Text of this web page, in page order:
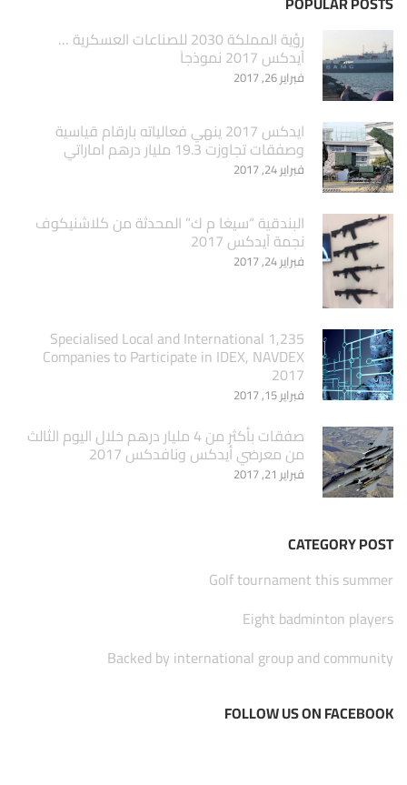
‏رؤية المملكة 2030 للصناعات العسكرية …
آيدكس 2017 نموذجاَ
فبراير 26, 2017
ايدكس 2017 ينهي فعالياته بارقام قياسية
وصفقات تجاوزت 19.3 مليار درهم اماراتي
فبراير 24, 2017
البندقية “سيغا م ك” المحدثة من كلاشنيكوف
نجمة آيدكس 2017
فبراير 24, 2017
1,235 Specialised Local and International
Companies to Participate in IDEX, NAVDEX
2017
فبراير 15, 2017
صفقات بأكثر من 4 مليار درهم خلال اليوم الثالث
من معرضي أيدكس ونافدكس 2017
فبراير 21, 2017
CATEGORY POST
Golf tournament this summer
Eight badminton players
Backed by international group and community
FOLLOW US ON FACEBOOK